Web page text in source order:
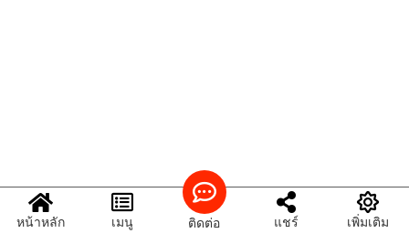
หน้าหลัก เมนู ติดต่อ แชร์ เพิ่มเติม